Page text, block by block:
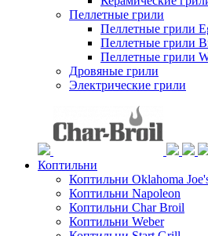
Пеллетные грили
Пеллетные грили
Пеллетные грили
Пеллетные грили
Дровяные грили
Электрические грили
Коптильни
Коптильни Oklahoma
Коптильни Napoleon
Коптильни Char Broil
Коптильни Weber